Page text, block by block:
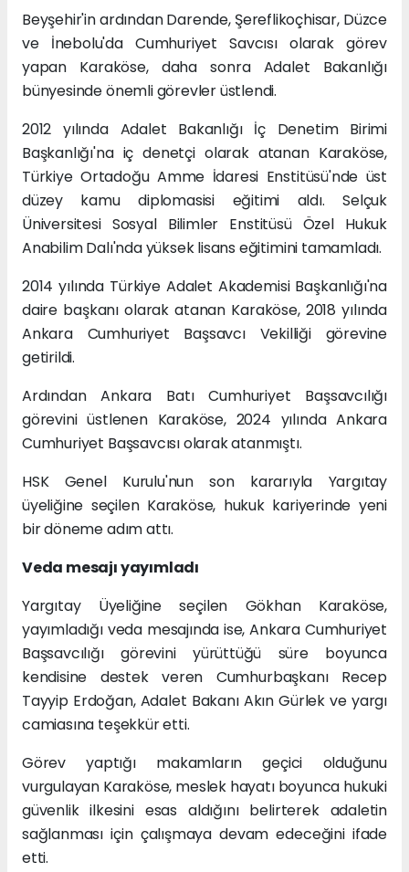
Beyşehir'in ardından Darende, Şereflikoçhisar, Düzce
ve İnebolu'da Cumhuriyet Savcısı olarak görev
yapan Karaköse, daha sonra Adalet Bakanlığı
bünyesinde önemli görevler üstlendi.
2012 yılında Adalet Bakanlığı İç Denetim Birimi
Başkanlığı'na iç denetçi olarak atanan Karaköse,
Türkiye Ortadoğu Amme İdaresi Enstitüsü'nde üst
düzey kamu diplomasisi eğitimi aldı. Selçuk
Üniversitesi Sosyal Bilimler Enstitüsü Özel Hukuk
Anabilim Dalı'nda yüksek lisans eğitimini tamamladı.
2014 yılında Türkiye Adalet Akademisi Başkanlığı'na
daire başkanı olarak atanan Karaköse, 2018 yılında
Ankara Cumhuriyet Başsavcı Vekilliği görevine
getirildi.
Ardından Ankara Batı Cumhuriyet Başsavcılığı
görevini üstlenen Karaköse, 2024 yılında Ankara
Cumhuriyet Başsavcısı olarak atanmıştı.
HSK Genel Kurulu'nun son kararıyla Yargıtay
üyeliğine seçilen Karaköse, hukuk kariyerinde yeni
bir döneme adım attı.
Veda mesajı yayımladı
Yargıtay Üyeliğine seçilen Gökhan Karaköse,
yayımladığı veda mesajında ise, Ankara Cumhuriyet
Başsavcılığı görevini yürüttüğü süre boyunca
kendisine destek veren Cumhurbaşkanı Recep
Tayyip Erdoğan, Adalet Bakanı Akın Gürlek ve yargı
camiasına teşekkür etti.
Görev yaptığı makamların geçici olduğunu
vurgulayan Karaköse, meslek hayatı boyunca hukuki
güvenlik ilkesini esas aldığını belirterek adaletin
sağlanması için çalışmaya devam edeceğini ifade
etti.